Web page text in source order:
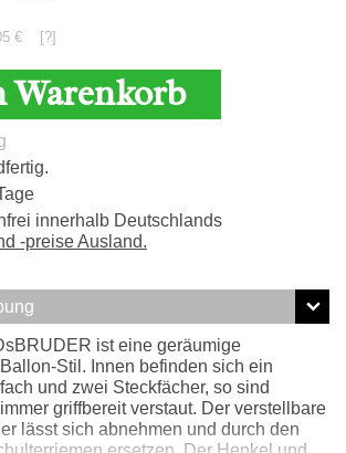
€ [?]
Warenkorb
innerhalb Deutschlands
-preise Ausland.
ist eine geräumige
Stil. Innen befinden sich ein
und zwei Steckfächer, so sind
griffbereit verstaut. Der verstellbare
lässt sich abnehmen und durch den